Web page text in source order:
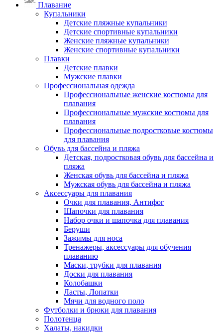
Плавание
Купальники
Детские пляжные купальники
Детские спортивные купальники
Женские пляжные купальники
Женские спортивные купальники
Плавки
Детские плавки
Мужские плавки
Профессиональная одежда
Профессиональные женские костюмы для
плавания
Профессиональные мужские костюмы для
плавания
Профессиональные подростковые костюмы
для плавания
Обувь для бассейна и пляжа
Детская, подростковая обувь для бассейна и
пляжа
Женская обувь для бассейна и пляжа
Мужская обувь для бассейна и пляжа
Аксессуары для плавания
Очки для плавания, Антифог
Шапочки для плавания
Набор очки и шапочка для плавания
Беруши
Зажимы для носа
Тренажеры, аксессуары для обучения
плаванию
Маски, трубки для плавания
Доски для плавания
Колобашки
Ласты, Лопатки
Мячи для водного поло
Футболки и брюки для плавания
Полотенца
Халаты, накидки